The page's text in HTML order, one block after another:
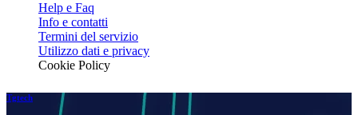
Help e Faq
Info e contatti
Termini del servizio
Utilizzo dati e privacy
Cookie Policy
Tgtech